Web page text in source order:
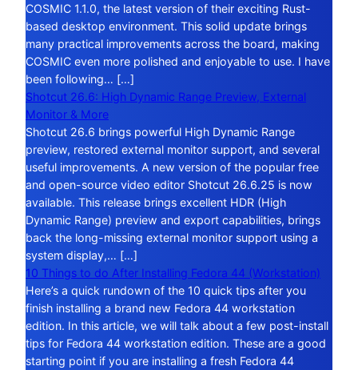
COSMIC 1.1.0, the latest version of their exciting Rust-
based desktop environment. This solid update brings
many practical improvements across the board, making
COSMIC even more polished and enjoyable to use. I have
been following… […]
Shotcut 26.6: High Dynamic Range Preview, External
Monitor & More
Shotcut 26.6 brings powerful High Dynamic Range
preview, restored external monitor support, and several
useful improvements. A new version of the popular free
and open-source video editor Shotcut 26.6.25 is now
available. This release brings excellent HDR (High
Dynamic Range) preview and export capabilities, brings
back the long-missing external monitor support using a
system display,… […]
10 Things to do After Installing Fedora 44 (Workstation)
Here’s a quick rundown of the 10 quick tips after you
finish installing a brand new Fedora 44 workstation
edition. In this article, we will talk about a few post-install
tips for Fedora 44 workstation edition. These are a good
starting point if you are installing a fresh Fedora 44